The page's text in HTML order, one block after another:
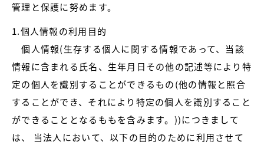
管理と保護に努めます。
1.個人情報の利用目的
個人情報(生存する個人に関する情報であって、当該
情報に含まれる氏名、生年月日その他の記述等により特
定の個人を識別することができるもの(他の情報と照合
することができ、それにより特定の個人を識別すること
ができることとなるももを含みます。))につきまして
は、 当法人において、以下の目的のために利用させて